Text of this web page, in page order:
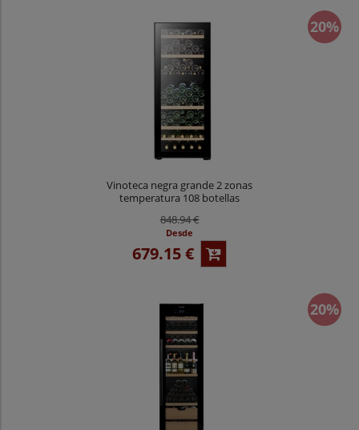
20%
Vinoteca negra grande 2 zonas
temperatura 108 botellas
848.94 €
Desde
679.15 €
20%